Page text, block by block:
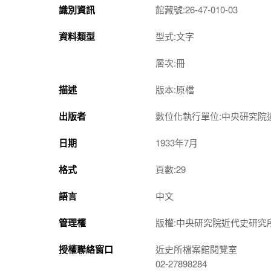
識別資訊 館藏號:26-47-010-03
資料類型 型式:文字
層次:冊
描述 版本:原檔
出版者 數位化執行單位:中央研究院
日期 1933年7月
格式 頁數:29
語言 中文
管理權 版權:中央研究院近代史研究
授權聯絡窗口
近史所檔案館閱覽室
02-27898284